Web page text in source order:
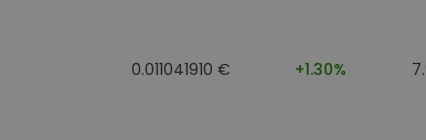
0.011041910 € +1.30%